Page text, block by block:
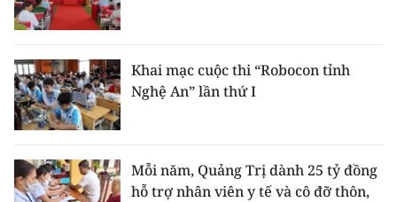
Khai mạc cuộc thi “Robocon tỉnh
Nghệ An” lần thứ I
Mỗi năm, Quảng Trị dành 25 tỷ đồng
hỗ trợ nhân viên y tế và cô đỡ thôn,